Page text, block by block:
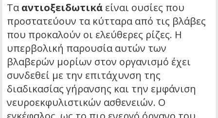
Τα αντιοξειδωτικά είναι ουσίες που
προστατεύουν τα κύτταρα από τις βλάβες
που προκαλούν οι ελεύθερες ρίζες. Η
υπερβολική παρουσία αυτών των
βλαβερών μορίων στον οργανισμό έχει
συνδεθεί με την επιτάχυνση της
διαδικασίας γήρανσης και την εμφάνιση
νευροεκφυλιστικών ασθενειών. Ο